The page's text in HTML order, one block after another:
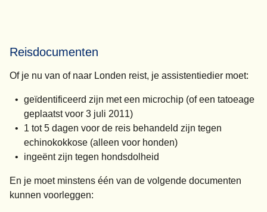
Reisdocumenten
Of je nu van of naar Londen reist, je assistentiedier moet:
geïdentificeerd zijn met een microchip (of een tatoeage
geplaatst voor 3 juli 2011)
1 tot 5 dagen voor de reis behandeld zijn tegen
echinokokkose (alleen voor honden)
ingeënt zijn tegen hondsdolheid
En je moet minstens één van de volgende documenten
kunnen voorleggen: